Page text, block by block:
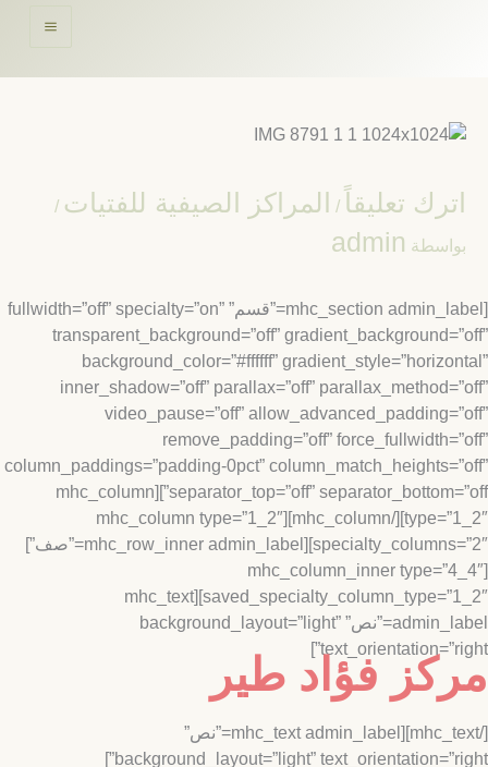
تعليقاً /المراكز الصيفية للفتيات /
admin
[mhc_section admin_label=”قسم” fullwidth=”off” specialty=”on”
transparent_background=”off”
background_color=”#ffffff”
inner_shadow=”off” parallax=”off”
video_pause=”off”
remove_padding=”off”
column_paddings=”padding-0pct”
separator_top=”off” separator_bottom=”off”][mhc_column
type=”1_2″][/mhc_column][mhc_column type=”1_2″
specialty_columns=”2″][mhc_row_inner admin_label=”صف”]
[mhc_column_inner
saved_specialty_column_type=”1_2″][mhc_text
admin_label=”نص” background_layout=”light”
فؤاد طير
[/mhc_text][mhc_text admin_label=”نص”
background_layout=”light”